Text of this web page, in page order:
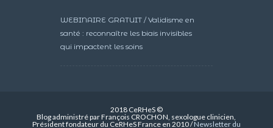
WEBINAIRE GRATUIT / Validisme en
santé : reconnaître les biais invisibles
qui impactent les soins
2018 CeRHeS ©
Blog administré par François CROCHON, sexologue clinicien,
Président fondateur du CeRHeS France en 2010 /Newsletter du